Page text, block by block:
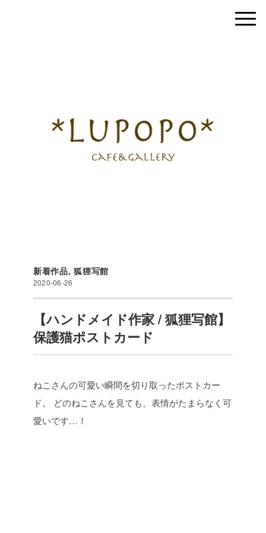
新着作品,狐狸写館
2020-06-26
【ハンドメイド作家 / 狐狸写館】
保護猫ポストカード
ねこさんの可愛い瞬間を切り取ったポストカー
ド。
どのねこさんを見ても、表情がたまらなく可
愛いです…！